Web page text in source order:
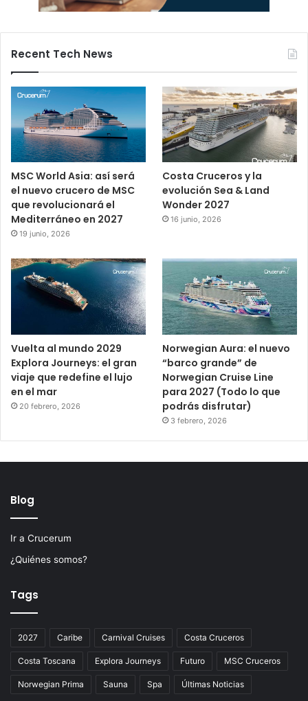
Recent Tech News
MSC World Asia: así será
el nuevo crucero de MSC
que revolucionará el
Mediterráneo en 2027
19 junio, 2026
Costa Cruceros y la
evolución Sea & Land
Wonder 2027
16 junio, 2026
Vuelta al mundo 2029
Explora Journeys: el gran
viaje que redefine el lujo
en el mar
20 febrero, 2026
Norwegian Aura: el nuevo
“barco grande” de
Norwegian Cruise Line
para 2027 (Todo lo que
podrás disfrutar)
3 febrero, 2026
Blog
Ir a Crucerum
¿Quiénes somos?
Tags
2027 Caribe Carnival Cruises Costa Cruceros
Costa Toscana Explora Journeys Futuro MSC Cruceros
Norwegian Prima Sauna Spa Últimas Noticias